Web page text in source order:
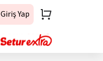
Giriş Yap